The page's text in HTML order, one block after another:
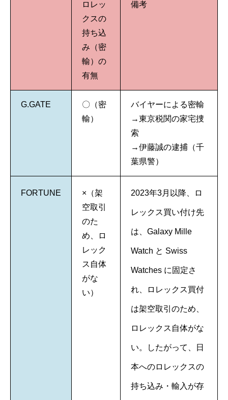
ロレッ
クスの
持ち込
み（密
輸）の
有無
備考
G.GATE
〇（密
輸）
バイヤーによる密輸
→東京税関の家宅捜
索
→伊藤誠の逮捕（千
葉県警）
FORTUNE
×（架
空取引
のた
め、ロ
レック
ス自体
がな
い）
2023年3月以降、ロ
レックス買い付け先
は、Galaxy Mille
Watch と Swiss
Watches に固定さ
れ、ロレックス買付
は架空取引のため、
ロレックス自体がな
い。したがって、日
本へのロレックスの
持ち込み・輸入が存